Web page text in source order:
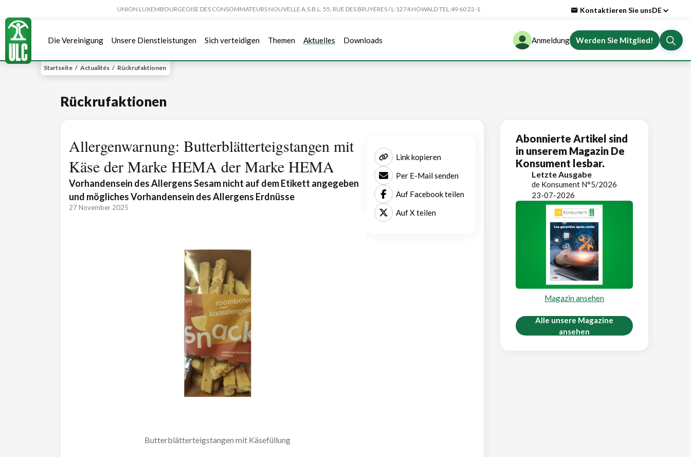
UNION LUXEMBOURGEOISE DES CONSOMMATEURS NOUVELLE A.S.B.L. 55, RUE DES BRUYERES / L-1274 HOWALD TEL:49 60 22-1 Kontaktieren Sie unsDE
Die Vereinigung Unsere Dienstleistungen Sich verteidigen Themen Aktuelles Downloads Anmeldung Werden Sie Mitglied!
Startseite / Actualités / Rückrufaktionen
Rückrufaktionen
Allergenwarnung: Butterblätterteigstangen mit
Käse der Marke HEMA der Marke HEMA
Vorhandensein des Allergens Sesam nicht auf dem Etikett angegeben
und mögliches Vorhandensein des Allergens Erdnüsse
27 November 2025
Butterblätterteigstangen mit Käsefüllung
Link kopieren
Per E-Mail senden
Auf Facebook teilen
Auf X teilen
Abonnierte Artikel sind
in unserem Magazin De
Konsument lesbar.
Letzte Ausgabe
de Konsument N°5/2026
23-07-2026
Magazin ansehen
Alle unsere Magazine
ansehen